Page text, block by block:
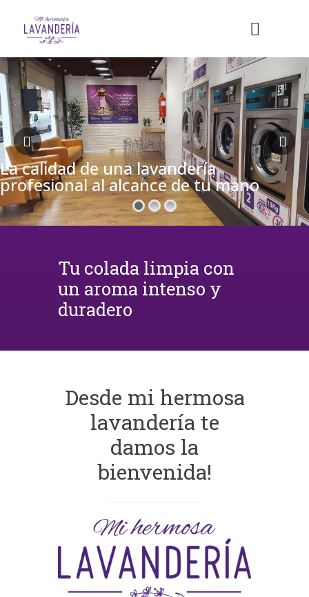
La calidad de una lavandería
profesional al alcance de tu mano
Tu colada limpia con
un aroma intenso y
duradero
Desde mi hermosa
lavandería te
damos la
bienvenida!